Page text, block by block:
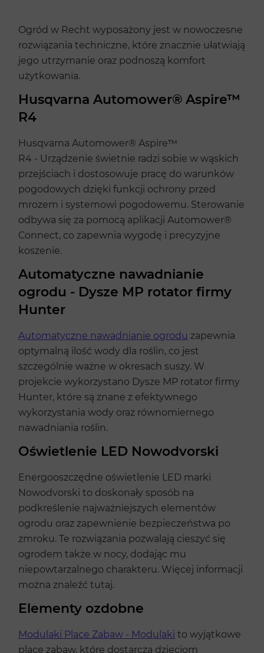
Ogród w Recht wyposażony jest w nowoczesne
rozwiązania techniczne, które znacznie ułatwiają
jego utrzymanie oraz podnoszą komfort
użytkowania.
Husqvarna Automower® Aspire™
R4
Husqvarna Automower® Aspire™
R4 - Urządzenie świetnie radzi sobie w wąskich
przejściach i dostosowuje pracę do warunków
pogodowych dzięki funkcji ochrony przed
mrozem i systemowi pogodowemu. Sterowanie
odbywa się za pomocą aplikacji Automower®
Connect, co zapewnia wygodę i precyzyjne
koszenie.
Automatyczne nawadnianie
ogrodu - Dysze MP rotator firmy
Hunter
Automatyczne nawadnianie ogrodu zapewnia
optymalną ilość wody dla roślin, co jest
szczególnie ważne w okresach suszy. W
projekcie wykorzystano Dysze MP rotator firmy
Hunter, które są znane z efektywnego
wykorzystania wody oraz równomiernego
nawadniania roślin.
Oświetlenie LED Nowodvorski
Energooszczędne oświetlenie LED marki
Nowodvorski to doskonały sposób na
podkreślenie najważniejszych elementów
ogrodu oraz zapewnienie bezpieczeństwa po
zmroku. Te rozwiązania pozwalają cieszyć się
ogrodem także w nocy, dodając mu
niepowtarzalnego charakteru. Więcej informacji
można znaleźć tutaj.
Elementy ozdobne
Modulaki Place Zabaw - Modulaki to wyjątkowe
place zabaw, które dostarczą dzieciom